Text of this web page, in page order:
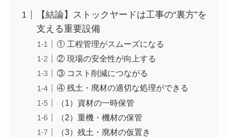
【結論】ストックヤードは工事の“裏方”を
支える重要設備
① 工程管理がスムーズになる
② 現場の安全性が向上する
③ コスト削減につながる
④ 残土・廃材の適切な処理ができる
（1）資材の一時保管
（2）重機・機材の保管
（3）残土・廃材の仮置き